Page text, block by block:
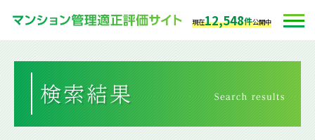
現在12,548件公開中